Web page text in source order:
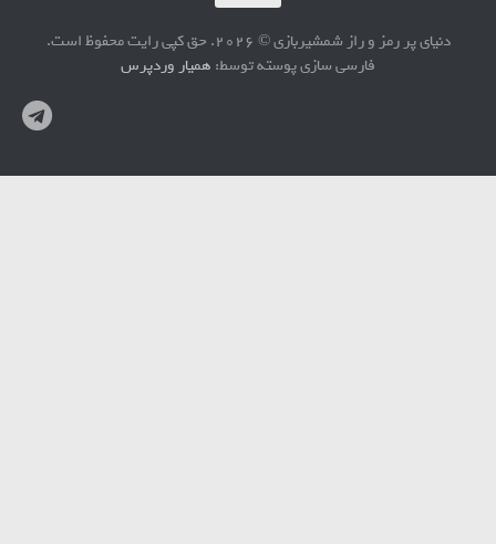
دنیای پر رمز و راز شمشیربازی © 2026. حق کپی رایت محفوظ است.
فارسی سازی پوسته توسط:همیار وردپرس